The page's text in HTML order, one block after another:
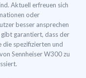
Aktuell erfreuen sich
oder
besser ansprechen
garantiert, dass der
die spezifizierten und
Sennheiser W300 zu